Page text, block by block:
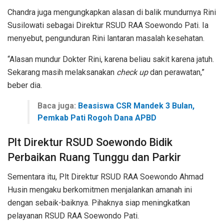
Chandra juga mengungkapkan alasan di balik mundurnya Rini
Susilowati sebagai Direktur RSUD RAA Soewondo Pati. Ia
menyebut, pengunduran Rini lantaran masalah kesehatan.
“Alasan mundur Dokter Rini, karena beliau sakit karena jatuh.
Sekarang masih melaksanakan check updan perawatan,”
beber dia.
Baca juga: Beasiswa CSR Mandek 3 Bulan,
Pemkab Pati Rogoh Dana APBD
Plt Direktur RSUD Soewondo Bidik
Perbaikan Ruang Tunggu dan Parkir
Sementara itu, Plt Direktur RSUD RAA Soewondo Ahmad
Husin mengaku berkomitmen menjalankan amanah ini
dengan sebaik-baiknya. Pihaknya siap meningkatkan
pelayanan RSUD RAA Soewondo Pati.